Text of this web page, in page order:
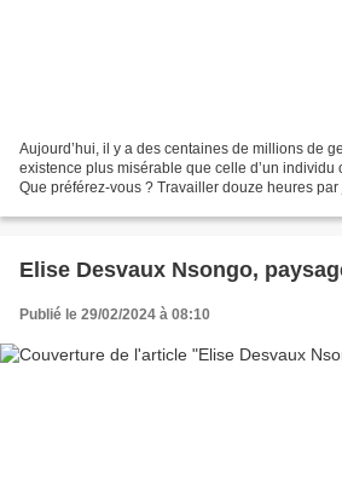
Aujourd’hui, il y a des centaines de millions de
existence plus misérable que celle d’un individu
Que préférez-vous ? Travailler douze heures
Elise Desvaux Nsongo,
Publié le 29/02/2024 à 08:10